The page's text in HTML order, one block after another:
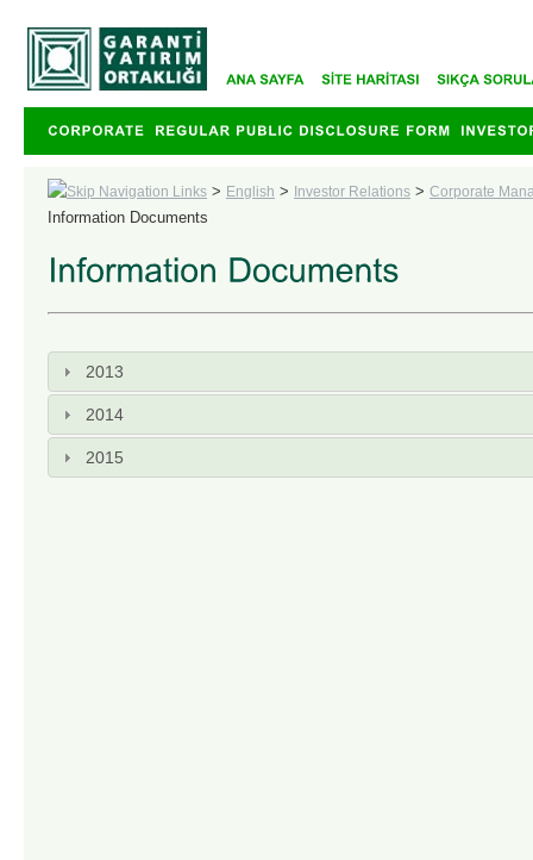
> English > Investor Relations > Corporate
Information Documents
2013
2014
2015